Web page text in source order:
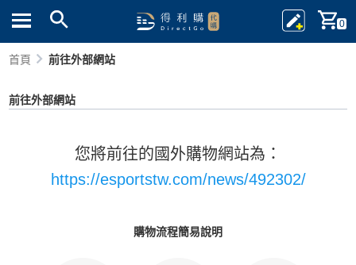
0
首頁 前往外部網站
前往外部網站
您將前往的國外購物網站為：
https://esportstw.com/news/492302/
購物流程簡易說明